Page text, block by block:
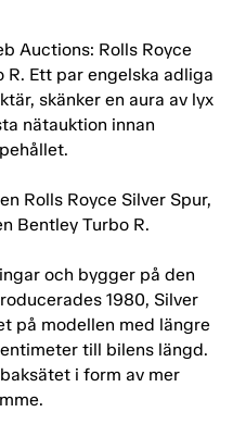
Auctions: Rolls Royce
R. Ett par engelska adliga
skänker en aura av lyx
nätauktion innan
Rolls Royce Silver Spur,
Bentley Turbo R.
och bygger på den
1980, Silver
på modellen med längre
till bilens längd.
i form av mer